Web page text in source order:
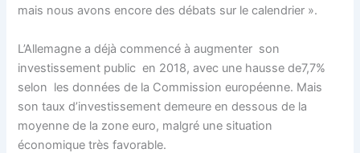
mais nous avons encore des débats sur le calendrier ».
L’Allemagne a déjà commencé à augmenter son
investissement public en 2018, avec une hausse de7,7%
selon les données de la Commission européenne. Mais
son taux d’investissement demeure en dessous de la
moyenne de la zone euro, malgré une situation
économique très favorable.